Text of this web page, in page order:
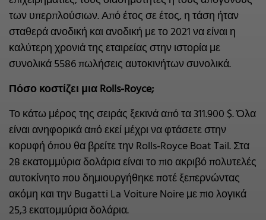
των υπερπλούσιων. Από έτος σε έτος, η τάση ήταν
σταθερά ανοδική και ανοδική με το 2021 να είναι η
καλύτερη χρονιά της εταιρείας στην ιστορία με
συνολικά 5586 πωλήσεις αυτοκινήτων συνολικά.
Πόσο κοστίζει μια Rolls-Royce;
Το κάτω μέρος της σειράς ξεκινά από τα 311.900 $. Όλα
είναι ανηφορικά από εκεί μέχρι να φτάσετε στην
κορυφή όπου θα βρείτε την Rolls-Royce Boat Tail. Στα
28 εκατομμύρια δολάρια είναι το πιο ακριβό πολυτελές
αυτοκίνητο που δημιουργήθηκε ποτέ ξεπερνώντας
ακόμη και την Bugatti La Voiture Noire με πιο λογικά
25,3 εκατομμύρια δολάρια.